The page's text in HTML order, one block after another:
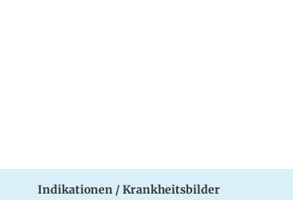
Indikationen / Krankheitsbilder